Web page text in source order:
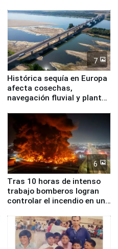
7
Histórica sequía en Europa
afecta cosechas,
navegación fluvial y plantas
6
Tras 10 horas de intenso
trabajo bomberos logran
controlar el incendio en una
de Chile